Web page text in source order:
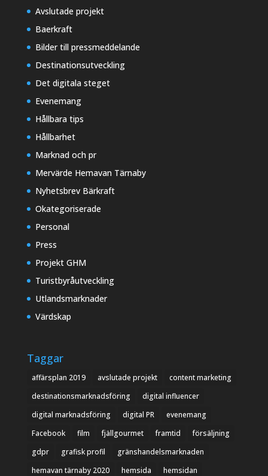
Avslutade projekt
Baerkraft
Bilder till pressmeddelande
Destinationsutveckling
Det digitala steget
Evenemang
Hållbara tips
Hållbarhet
Marknad och pr
Mervärde Hemavan Tärnaby
Nyhetsbrev Bärkraft
Okategoriserade
Personal
Press
Projekt GHM
Turistbyråutveckling
Utlandsmarknader
Värdskap
Taggar
affärsplan 2019 avslutade projekt
content marketing
destinationsmarknadsföring
digital influencer
digital marknadsföring
digital PR
evenemang
Facebook
film fjällgourmet framtid
försäljning
gdpr
grafisk profil
gränshandelsmarknaden
hemavan tärnaby 2020
hemsida hemsidan